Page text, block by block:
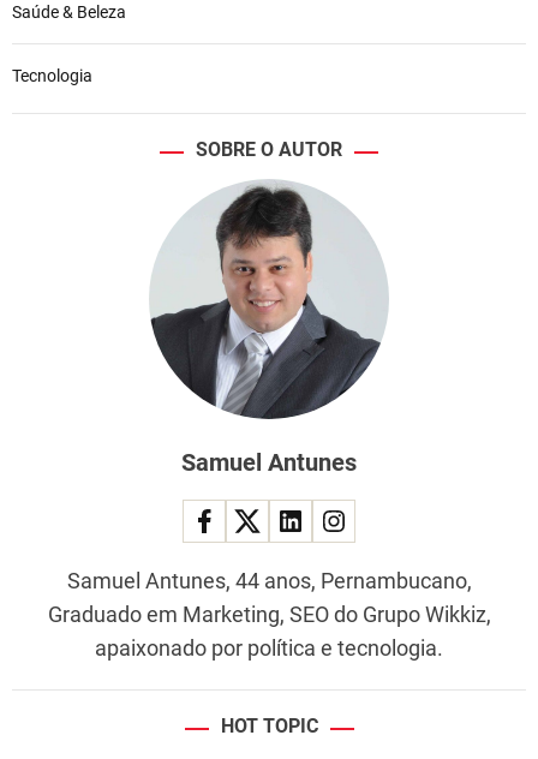
Saúde & Beleza
Tecnologia
SOBRE O AUTOR
Samuel Antunes
Samuel Antunes, 44 anos, Pernambucano,
Graduado em Marketing, SEO do Grupo Wikkiz,
apaixonado por política e tecnologia.
HOT TOPIC